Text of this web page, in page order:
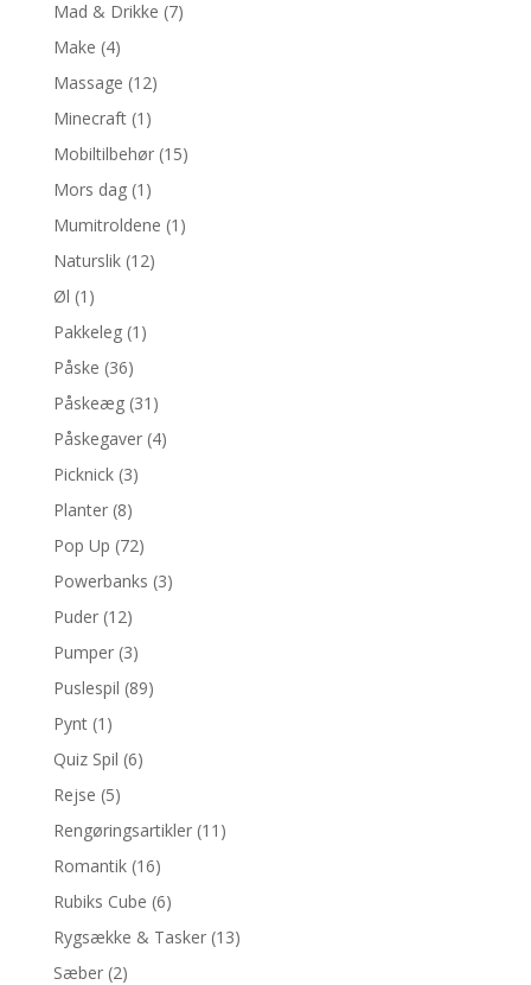
Mad & Drikke (7)
Make (4)
Massage (12)
Minecraft (1)
Mobiltilbehør (15)
Mors dag (1)
Mumitroldene (1)
Naturslik (12)
Øl (1)
Pakkeleg (1)
Påske (36)
Påskeæg (31)
Påskegaver (4)
Picknick (3)
Planter (8)
Pop Up (72)
Powerbanks (3)
Puder (12)
Pumper (3)
Puslespil (89)
Pynt (1)
Quiz Spil (6)
Rejse (5)
Rengøringsartikler (11)
Romantik (16)
Rubiks Cube (6)
Rygsække & Tasker (13)
Sæber (2)